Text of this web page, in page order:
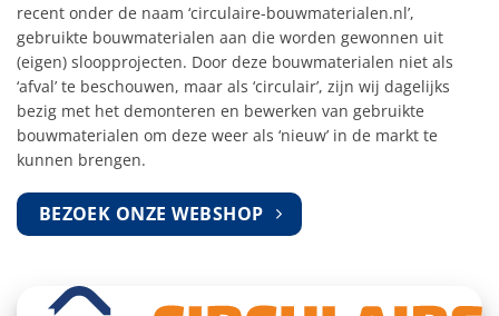
recent onder de naam ‘circulaire-bouwmaterialen.nl’,
gebruikte bouwmaterialen aan die worden gewonnen uit
(eigen) sloopprojecten. Door deze bouwmaterialen niet als
‘afval’ te beschouwen, maar als ‘circulair’, zijn wij dagelijks
bezig met het demonteren en bewerken van gebruikte
bouwmaterialen om deze weer als ‘nieuw’ in de markt te
kunnen brengen.
BEZOEK ONZE WEBSHOP